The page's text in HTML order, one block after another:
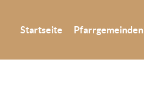
Startseite Pfarrgemeinden